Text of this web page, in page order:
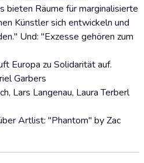
bieten Räume für marginalisierte
Künstler sich entwickeln und
Und: "Exzesse gehören zum
Europa zu Solidarität auf.
Garbers
Lars Langenau, Laura Terberl
Artlist: "Phantom" by Zac